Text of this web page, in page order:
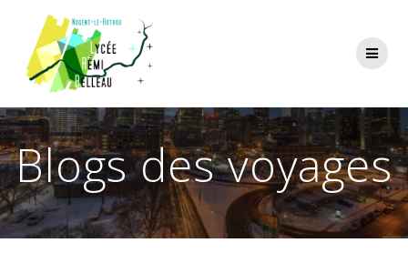
Blogs des voyages